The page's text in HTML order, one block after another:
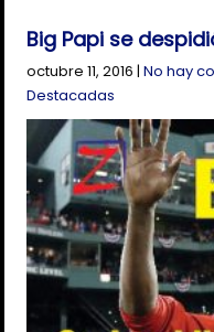
Big Papi se
octubre 11, 2016 |No hay
Destacadas